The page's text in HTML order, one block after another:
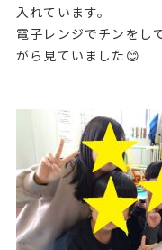
入れています。
電子レンジでチンをし
がら見ていました😊